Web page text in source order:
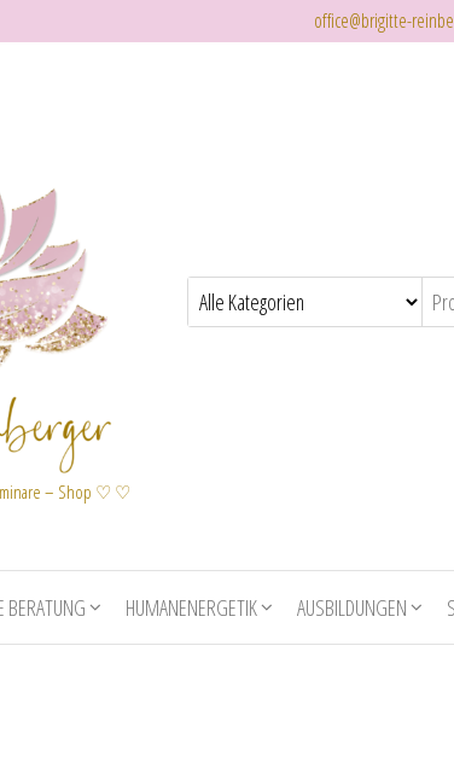
office@brigitte-
– Shop ♡ ♡
BERATUNG HUMANENERGETIK AUSBILDUNGEN